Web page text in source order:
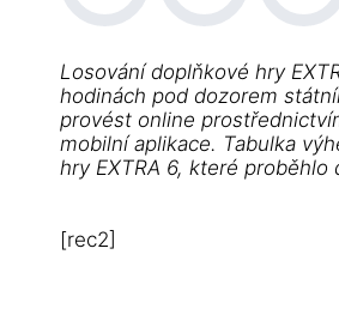
Losování doplňkové hry
hodinách pod dozorem
provést online
mobilní aplikace. Tabulka
hry EXTRA 6, které
[rec2]